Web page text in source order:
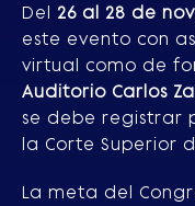
Del 26 al 28 de
este evento con
virtual como de
Auditorio Carlos
se debe registrar
la Corte Superior
La meta del